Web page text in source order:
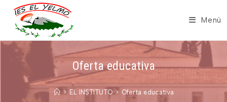
Saltar
contenido
Menú
Oferta educativa
> EL INSTITUTO > Oferta educativa